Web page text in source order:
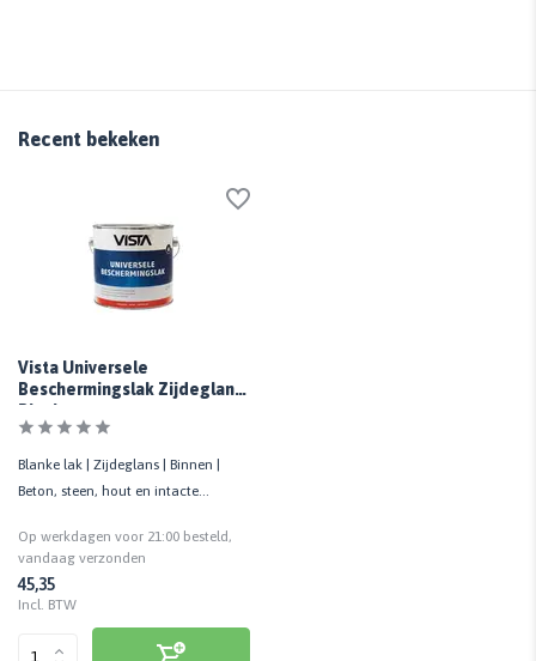
Recent bekeken
Vista Universele
Beschermingslak Zijdeglans
Blank
Blanke lak | Zijdeglans | Binnen |
Beton, steen, hout en intacte
Op werkdagen voor 21:00 besteld,
vandaag verzonden
45,35
Incl. BTW